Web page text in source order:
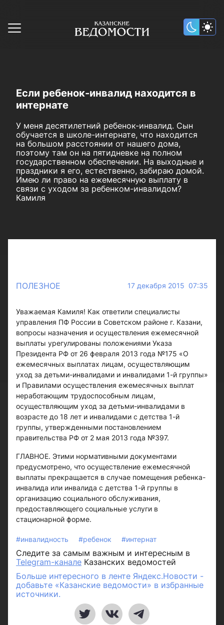
Если ребенок-инвалид находится в
интернате
У меня десятилетний ребенок-инвалид. Сын
обучается в школе-интернате, что находится
на большом расстоянии от нашего дома,
поэтому там он на пятидневке на полном
государственном обеспечении. На выходные и
праздники я его, естественно, забираю домой.
Имею ли право на ежемесячную выплату в
связи с уходом за ребенком-инвалидом?
Камиля
ПОЛЕЗНОЕ 17 декабря 2015 07:35
Уважаемая Камиля! Как ответили специалисты
управления ПФ России в Советском районе г. Казани,
вопросы назначения и осуществления ежемесячной
выплаты урегулированы положениями Указа
Президента РФ от 26 февраля 2013 года №175 «О
ежемесячных выплатах лицам, осуществляющим
уход за детьми-инвалидами и инвалидами 1-й группы»
и Правилами осуществления ежемесячных выплат
неработающим трудоспособным лицам,
осуществляющим уход за детьми-инвалидами в
возрасте до 18 лет и инвалидами с детства 1-й
группы, утвержденными постановлением
правительства РФ от 2 мая 2013 года №397.
ГЛАВНОЕ. Этими нормативными документами
предусмотрено, что осуществление ежемесячной
выплаты прекращается в случае помещения ребенка-
инвалида или инвалида с детства 1-й группы в
организацию социального обслуживания,
предоставляющего социальные услуги в
стационарной форме.
#инвалидность #ребенок #интернат
Следите за самым важным и интересным в
Telegram-канале Казанских ведомостей
Больше интересного в ленте Яндекс.Новости -
добавьте «Казанские ведомости» в избранные
источники.